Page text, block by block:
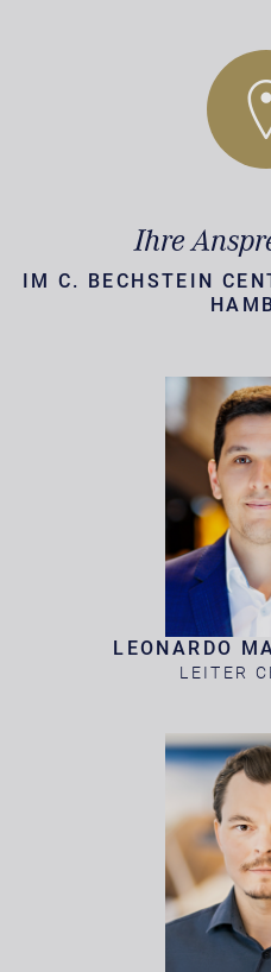
Ihre
IM C. BECHSTEIN
LEONARDO
LEITER